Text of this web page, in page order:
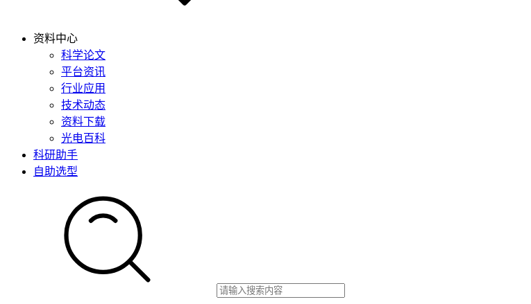
资料中心
科学论文
平台资讯
行业应用
技术动态
资料下载
光电百科
科研助手
自助选型